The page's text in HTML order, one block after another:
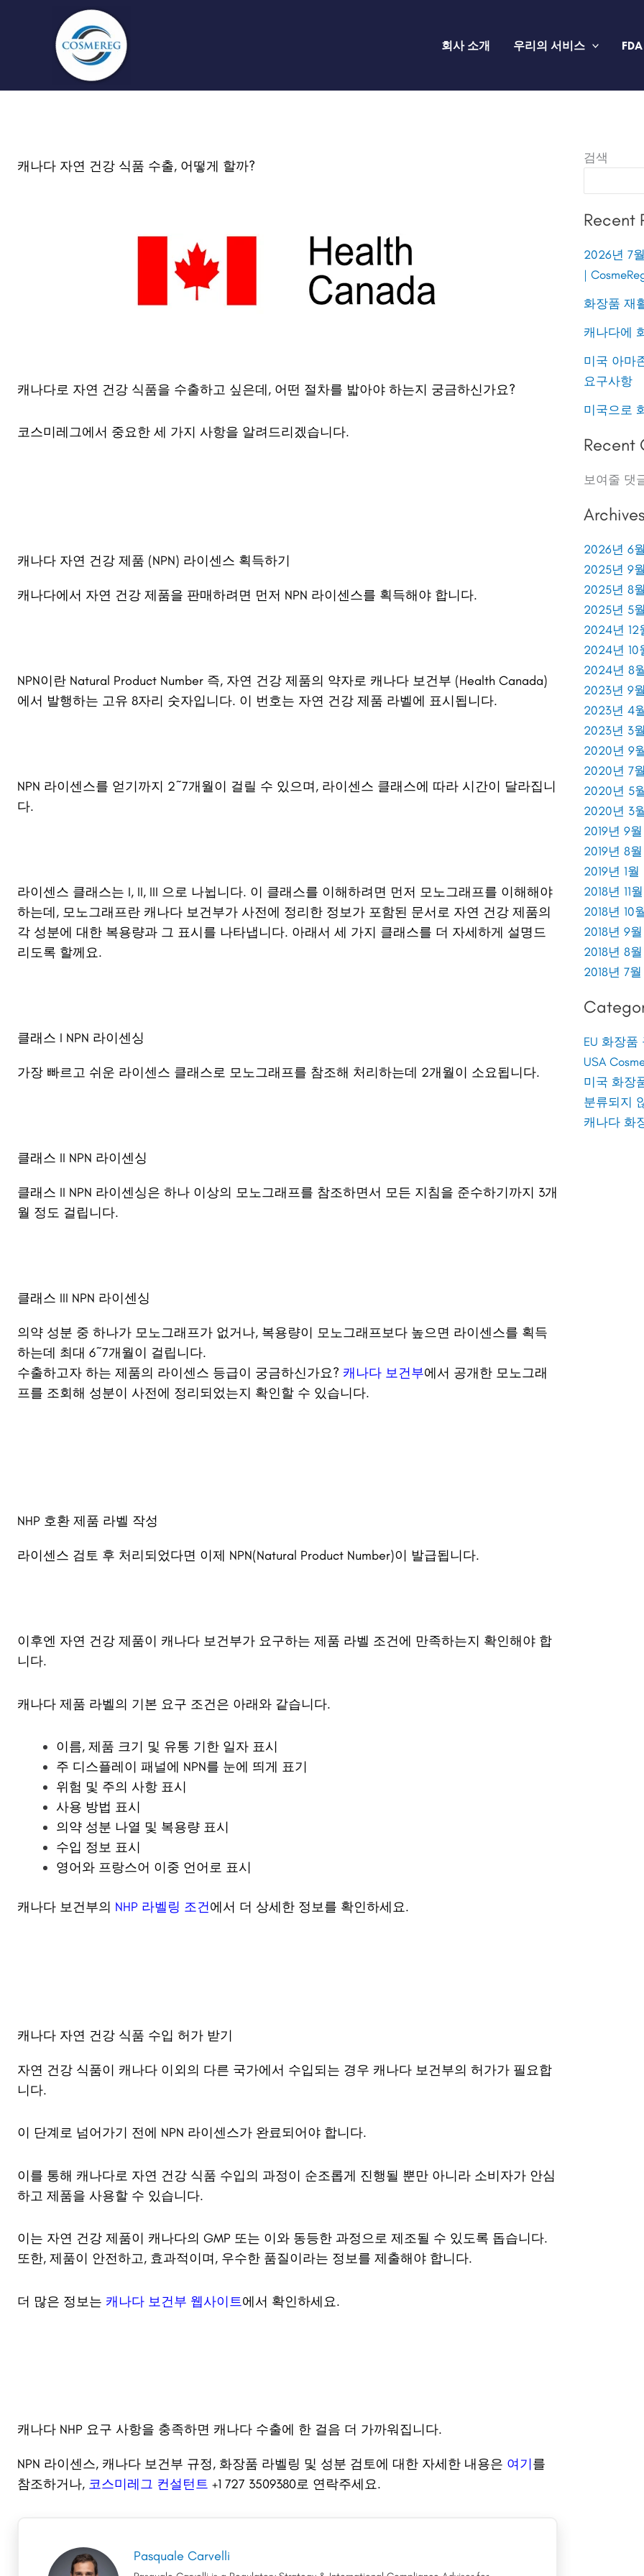
건
회사 소개 우리의 서비스
캐나다 자연 건강 식품 수출, 어떻게 할까?
캐나다로 자연 건강 식품을 수출하고 싶은데, 어떤 절차를 밟아야 하는지 궁금하신가요?
코스미레그에서 중요한 세 가지 사항을 알려드리겠습니다.
캐나다 자연 건강 제품 (NPN) 라이센스 획득하기
캐나다에서 자연 건강 제품을 판매하려면 먼저 NPN 라이센스를 획득해야 합니다.
NPN이란 Natural Product Number 즉, 자연 건강 제품의 약자로 캐나다 보건부 (Health Canada)
에서 발행하는 고유 8자리 숫자입니다. 이 번호는 자연 건강 제품 라벨에 표시됩니다.
NPN 라이센스를 얻기까지 2~7개월이 걸릴 수 있으며, 라이센스 클래스에 따라 시간이 달라집니
다.
라이센스 클래스는 I, II, III 으로 나뉩니다. 이 클래스를 이해하려면 먼저 모노그래프를 이해해야
하는데, 모노그래프란 캐나다 보건부가 사전에 정리한 정보가 포함된 문서로 자연 건강 제품의
각 성분에 대한 복용량과 그 표시를 나타냅니다. 아래서 세 가지 클래스를 더 자세하게 설명드
리도록 할께요.
클래스 I NPN 라이센싱
가장 빠르고 쉬운 라이센스 클래스로 모노그래프를 참조해 처리하는데 2개월이 소요됩니다.
클래스 II NPN 라이센싱
클래스 II NPN 라이센싱은 하나 이상의 모노그래프를 참조하면서 모든 지침을 준수하기까지 3개
월 정도 걸립니다.
클래스 III NPN 라이센싱
의약 성분 중 하나가 모노그래프가 없거나, 복용량이 모노그래프보다 높으면 라이센스를 획득
하는데 최대 6~7개월이 걸립니다.
수출하고자 하는 제품의 라이센스 등급이 궁금하신가요? 캐나다 보건부에서 공개한 모노그래
프를 조회해 성분이 사전에 정리되었는지 확인할 수 있습니다.
NHP 호환 제품 라벨 작성
라이센스 검토 후 처리되었다면 이제 NPN(Natural Product Number)이 발급됩니다.
이후엔 자연 건강 제품이 캐나다 보건부가 요구하는 제품 라벨 조건에 만족하는지 확인해야 합
니다.
캐나다 제품 라벨의 기본 요구 조건은 아래와 같습니다.
이름, 제품 크기 및 유통 기한 일자 표시
주 디스플레이 패널에 NPN를 눈에 띄게 표기
위험 및 주의 사항 표시
사용 방법 표시
의약 성분 나열 및 복용량 표시
수입 정보 표시
영어와 프랑스어 이중 언어로 표시
캐나다 보건부의 NHP 라벨링 조건에서 더 상세한 정보를 확인하세요.
캐나다 자연 건강 식품 수입 허가 받기
자연 건강 식품이 캐나다 이외의 다른 국가에서 수입되는 경우 캐나다 보건부의 허가가 필요합
니다.
이 단계로 넘어가기 전에 NPN 라이센스가 완료되어야 합니다.
이를 통해 캐나다로 자연 건강 식품 수입의 과정이 순조롭게 진행될 뿐만 아니라 소비자가 안심
하고 제품을 사용할 수 있습니다.
이는 자연 건강 제품이 캐나다의 GMP 또는 이와 동등한 과정으로 제조될 수 있도록 돕습니다.
또한, 제품이 안전하고, 효과적이며, 우수한 품질이라는 정보를 제출해야 합니다.
더 많은 정보는 캐나다 보건부 웹사이트에서 확인하세요.
캐나다 NHP 요구 사항을 충족하면 캐나다 수출에 한 걸음 더 가까워집니다.
NPN 라이센스, 캐나다 보건부 규정, 화장품 라벨링 및 성분 검토에 대한 자세한 내용은 여기를
참조하거나, 코스미레그 컨설턴트 +1 727 3509380로 연락주세요.
Pasquale Carvelli
검색
Recent
2026년 7
|
화장품 재
캐나다에
미국 아마
요구사항
미국으로
Recent
보여줄 댓
Archives
2026년 6월
2025년 9월
2025년 8월
2025년 5월
2024년 12
2024년 10
2024년 8
2023년 9월
2023년 4
2023년 3월
2020년 9
2020년 7월
2020년 5
2020년 3
2019년 9월
2019년 8월
2019년 1월
2018년 11월
2018년 10
2018년 9월
2018년 8월
2018년 7월
EU 화장품
USA
미국 화장
분류되지
캐나다 화